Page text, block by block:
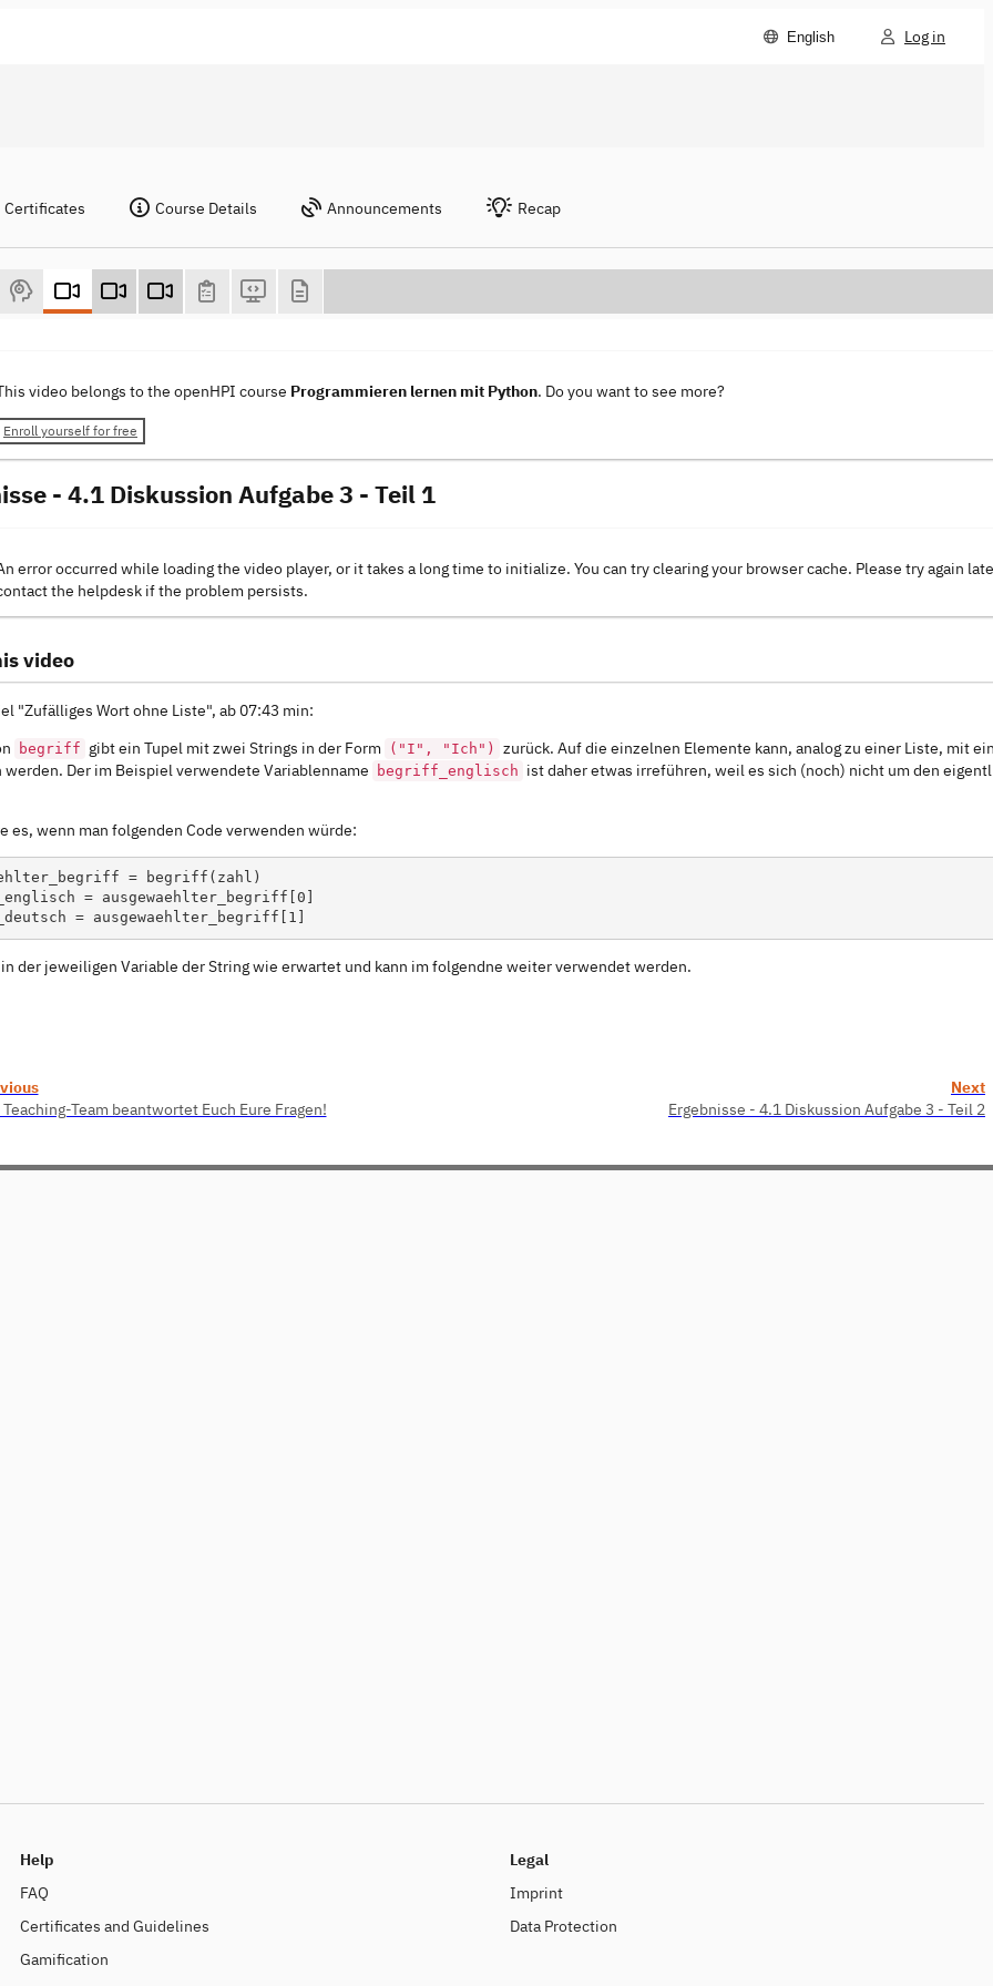
English Log in
Certificates Course Details Announcements Recap
video belongs to the openHPI course Programmieren lernen mit Python. Do you want to see more?
Enroll yourself for free
- 4.1 Diskussion Aufgabe 3 - Teil 1
error occurred while loading the video player, or it takes a long time to initialize. You can try clearing your browser cache. Please try again
the helpdesk if the problem persists.
video
"Zufälliges Wort ohne Liste", ab 07:43 min:
begriff gibt ein Tupel mit zwei Strings in der Form ("I", "Ich")
zurück. Auf die einzelnen Elemente kann, analog zu einer Liste, mit
Der im Beispiel verwendete Variablenname
begriff_englisch ist daher etwas irreführen, weil es sich (noch) nicht um den
es, wenn man folgenden Code verwenden würde:
= begriff(zahl)
= ausgewaehlter_begriff[0]
der jeweiligen Variable der String wie erwartet und kann im folgendne weiter verwendet werden.
Teaching-Team beantwortet Euch Eure Fragen!
Next
Ergebnisse - 4.1 Diskussion Aufgabe 3 - Teil 2
Help
FAQ
Certificates and Guidelines
Gamification
Legal
Imprint
Data Protection